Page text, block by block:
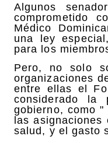
Algunos
comprometido
Médico
una ley
para los
Pero, no solo
organizaciones
entre ellas el
considerado la
gobierno, como
las
salud, y el gasto